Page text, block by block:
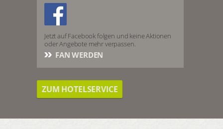
Jetzt auf Facebook folgen und keine Aktionen
oder Angebote mehr verpassen.
FAN WERDEN
ZUM HOTELSERVICE